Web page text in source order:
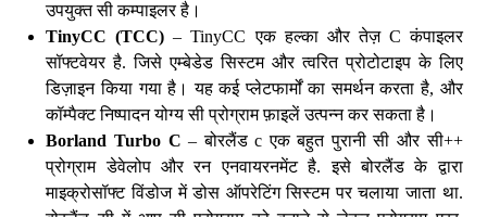
उपयुक्त सी कम्पाइलर है।
TinyCC (TCC) – TinyCC एक हल्का और तेज़ C कंपाइलर
सॉफ्टवेयर है. जिसे एम्बेडेड सिस्टम और त्वरित प्रोटोटाइप के लिए
डिज़ाइन किया गया है। यह कई प्लेटफार्मों का समर्थन करता है, और
कॉम्पैक्ट निष्पादन योग्य सी प्रोग्राम फ़ाइलें उत्पन्न कर सकता है।
Borland Turbo C – बोरलैंड c एक बहुत पुरानी सी और सी++
प्रोग्राम डेवेलोप और रन एनवायरनमेंट है. इसे बोरलैंड के द्वारा
माइक्रोसॉफ्ट विंडोज में डोस ऑपरेटिंग सिस्टम पर चलाया जाता था.